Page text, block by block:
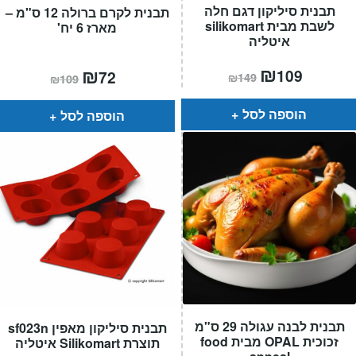
תבנית לקרם ברולה 12 ס"מ –
מארז 6 יח'
₪109 המחיר
המקורי
היה:
₪109.
₪72
הוא:
הוספה לסל
תבנית סיליקון דגם חלה
לשבת מבית silikomart
איטליה
₪149 המחיר
המקורי
היה:
₪149.
₪109
הוא:
הוספה לסל
תבנית סיליקון מאפין sf023n
תוצרת Silikomart איטליה
תבנית לבנה עגולה 29 ס"מ
זכוכית OPAL מבית food